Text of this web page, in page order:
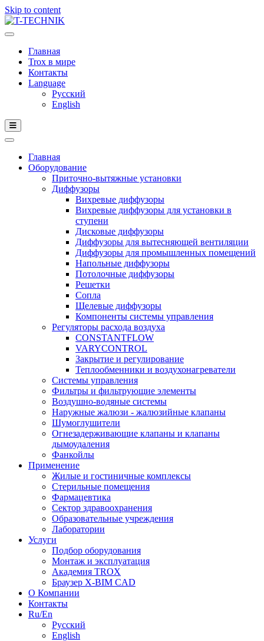
Skip to content
Главная
Trox в мире
Контакты
Language
Русский
English
Главная
Оборудование
Приточно-вытяжные установки
Диффузоры
Вихревые диффузоры
Вихревые диффузоры для установки в
ступени
Дисковые диффузоры
Диффузоры для вытесняющей вентиляции
Диффузоры для промышленных помещений
Напольные диффузоры
Потолочные диффузоры
Решетки
Сопла
Щелевые диффузоры
Компоненты системы управления
Регуляторы расхода воздуха
CONSTANTFLOW
VARYCONTROL
Закрытие и регулирование
Теплообменники и воздухонагреватели
Системы управления
Фильтры и фильтрующие элементы
Воздушно-водяные системы
Наружные жалюзи - жалюзийные клапаны
Шумоглушители
Огнезадерживающие клапаны и клапаны
дымоудаления
Фанкойлы
Применение
Жилые и гостиничные комплексы
Стерильные помещения
Фармацевтика
Сектор здравоохранения
Образовательные учреждения
Лаборатории
Услуги
Подбор оборудования
Монтаж и эксплуатация
Академия TROX
Браузер X-BIM CAD
О Компании
Контакты
Ru/En
Русский
English